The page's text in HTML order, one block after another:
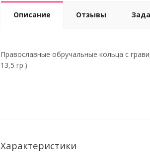
Описание Отзывы
Православные обручальные кольца с
13,5 гр.)
Характеристики